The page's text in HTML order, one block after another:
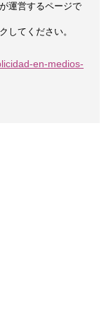
運営するページで
してください。
en-medios-